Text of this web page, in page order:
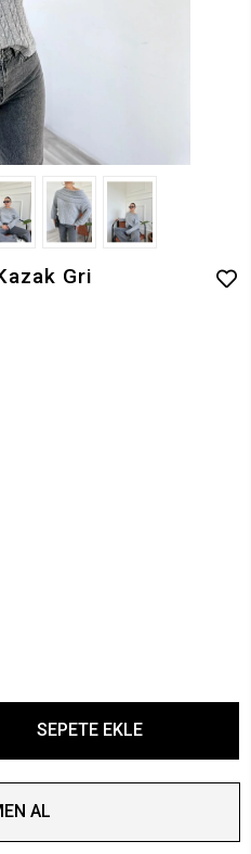
Gri
SEPETE EKLE
AL